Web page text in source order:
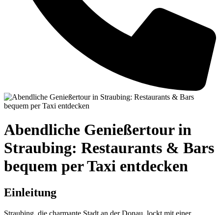
Abendliche Genießertour in
Straubing: Restaurants & Bars
bequem per Taxi entdecken
Einleitung
Straubing, die charmante Stadt an der Donau, lockt mit einer